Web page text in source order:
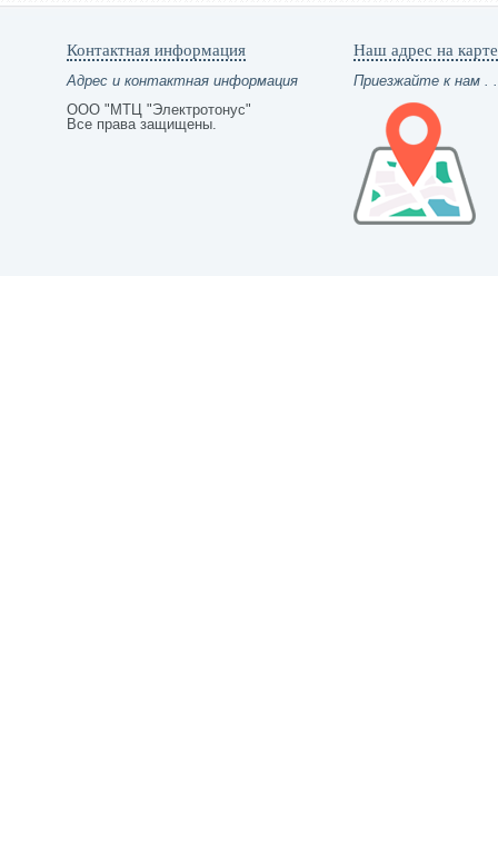
Контактная информация
Адрес и контактная информация
ООО "МТЦ "Электротонус"
Все права защищены.
Наш адрес на карте
Приезжайте к нам .